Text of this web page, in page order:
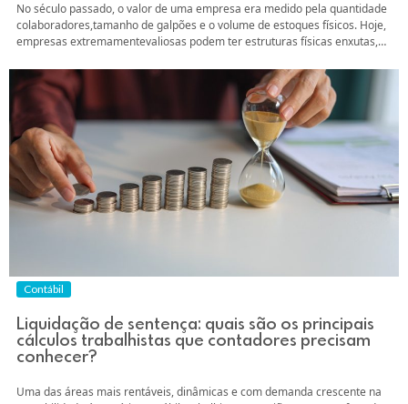
No século passado, o valor de uma empresa era medido pela quantidade
colaboradores,tamanho de galpões e o volume de estoques físicos. Hoje,
empresas extremamentevaliosas podem ter estruturas físicas enxutas,
softwares proprietários, patentes, carteiras de clientes etecnologias
disruptivas. Com essa situação, como contabilizar ativos intangíveis?
Dominar este nicho da...
Contábil
Liquidação de sentença: quais são os principais
cálculos trabalhistas que contadores precisam
conhecer?
Uma das áreas mais rentáveis, dinâmicas e com demanda crescente na